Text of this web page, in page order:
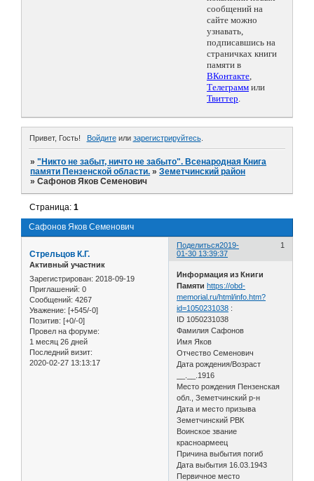
сообщений на
сайте можно
узнавать,
подписавшись на
страничках книги
памяти в
ВКонтакте,
Телеграмм или
Твиттер.
Привет, Гость! Войдитеили зарегистрируйтесь.
»"Никто не забыт, ничто не забыто". Всенародная Книга
памяти Пензенской области. »Земетчинский район
»Сафонов Яков Семенович
Сафонов Яков Семенович
Страница:1
Поделиться 1
2019-
01-30 13:39:37
Стрельцов К.Г.
Активный участник
Зарегистрирован: 2018-09-19
Приглашений: 0
Сообщений: 4267
Уважение: [+545/-0]
Позитив: [+0/-0]
Провел на форуме:
1 месяц 26 дней
Последний визит:
2020-02-27 13:13:17
Информация из Книги
Памяти https://obd-
memorial.ru/html/info.htm?
id=1050231038 :
ID 1050231038
Фамилия Сафонов
Имя Яков
Отчество Семенович
Дата рождения/Возраст
__.__.1916
Место рождения Пензенская
обл., Земетчинский р-н
Дата и место призыва
Земетчинский РВК
Воинское звание
красноармеец
Причина выбытия погиб
Дата выбытия 16.03.1943
Первичное место